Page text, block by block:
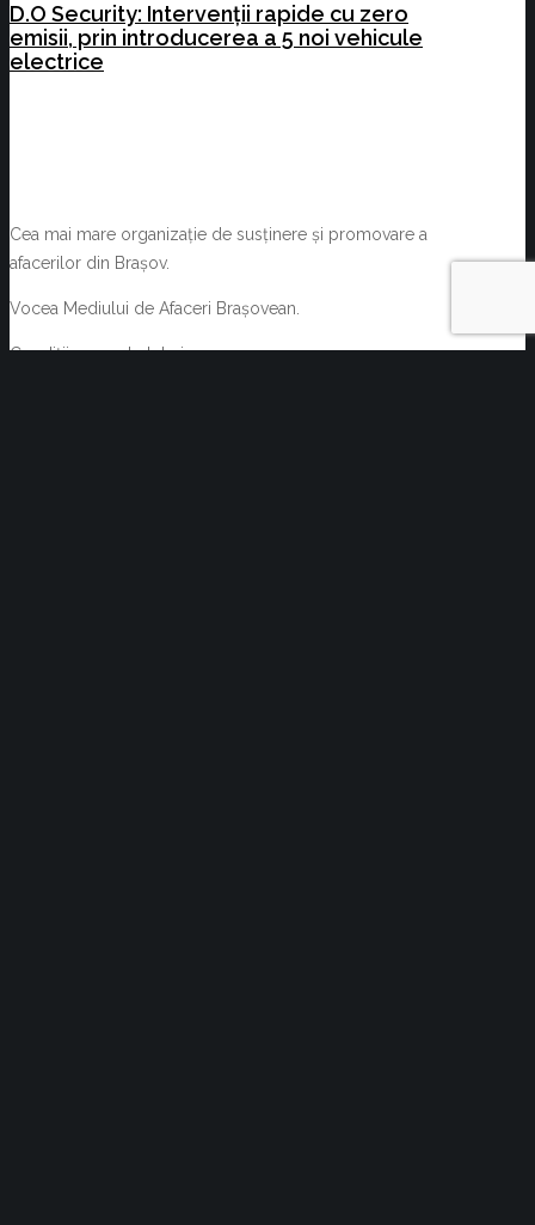
D.O Security: Intervenții rapide cu zero
emisii, prin introducerea a 5 noi vehicule
electrice
Cea mai mare organizație de susținere și promovare a
afacerilor din Brașov.
Vocea Mediului de Afaceri Brașovean.
Condiții generale tehnice